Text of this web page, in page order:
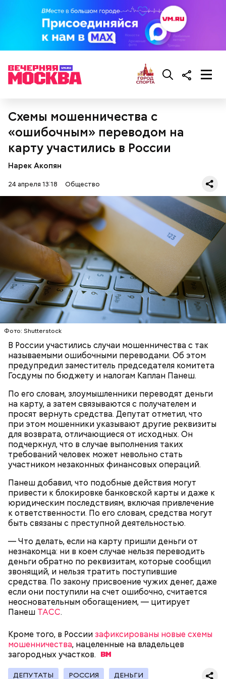
Схемы мошенничества с
«ошибочным» переводом на
карту участились в России
Нарек Акопян
24 апреля 13:18 Общество
Фото: Shutterstock
В России участились случаи мошенничества с так
называемыми ошибочными переводами. Об этом
предупредил заместитель председателя комитета
Госдумы по бюджету и налогам Каплан Панеш.
По его словам, злоумышленники переводят деньги
на карту, а затем связываются с получателем и
просят вернуть средства. Депутат отметил, что
при этом мошенники указывают другие реквизиты
для возврата, отличающиеся от исходных. Он
подчеркнул, что в случае выполнения таких
требований человек может невольно стать
участником незаконных финансовых операций.
Панеш добавил, что подобные действия могут
привести к блокировке банковской карты и даже к
юридическим последствиям, включая привлечение
к ответственности. По его словам, средства могут
быть связаны с преступной деятельностью.
— Что делать, если на карту пришли деньги от
незнакомца: ни в коем случае нельзя переводить
деньги обратно по реквизитам, которые сообщил
звонящий, и нельзя тратить поступившие
средства. По закону присвоение чужих денег, даже
если они поступили на счет ошибочно, считается
неосновательным обогащением, — цитирует
Панеш ТАСС.
Кроме того, в Россиизафиксированы новые схемы
мошенничества, нацеленные на владельцев
загородныхучастков.
ДЕПУТАТЫ РОССИЯ ДЕНЬГИ
День «Счастье случается»
День «Счастье случается» был инициирован
Тайным обществом счастливых людей, чтобы
напомнить людям, что счастье на самом деле
кроется в мелочах. Отпраздновать этот день
можно, поделившись с другими людьми
Противень ставится в духовку, разогретую до 180–
190 градусов. Спагетти из кабачка нужно запекать
25–30 минут.
Уберут отеки и улучшат зрение:
диетолог Соломатина рассказала
Кабачки, тушеные с курицей
Ингредиенты:
Как приготовить домашний
Эндокринолог Куликова
объяснила, в чем заключается
фруктов